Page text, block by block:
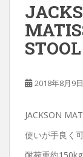
STOOL
2018年8月9日
JACKSON
使いが手良く